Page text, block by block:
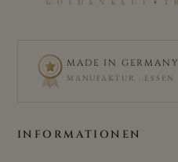
MADE IN GERMANY
MANUFAKTUR · ESSEN
INFORMATIONEN